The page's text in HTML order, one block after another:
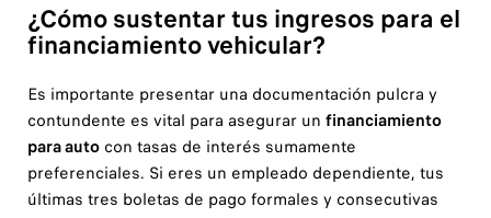
¿Cómo sustentar tus ingresos para el
financiamiento vehicular?
Es importante presentar una documentación pulcra y
contundente es vital para asegurar un financiamiento
para autocon tasas de interés sumamente
preferenciales. Si eres un empleado dependiente, tus
últimas tres boletas de pago formales y consecutivas